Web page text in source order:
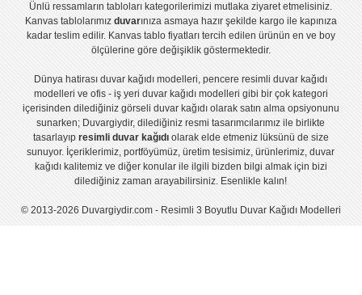
Ünlü ressamların tabloları kategorilerimizi mutlaka ziyaret etmelisiniz.
Kanvas tablolarımız duvarınıza asmaya hazır şekilde kargo ile kapınıza
kadar teslim edilir. Kanvas tablo fiyatlarıtercih edilen ürünün en ve boy
ölçülerine göre değişiklik göstermektedir.
Dünya hatirası duvar kağıdı modelleri,pencere resimli duvar kağıdı
modelleri ve ofis - iş yeri duvar kağıdı modelleri gibi bir çok kategori
içerisinden dilediğiniz görseli duvar kağıdı olarak satın alma opsiyonunu
sunarken; Duvargiydir, dilediğiniz resmi tasarımcılarımız ile birlikte
tasarlayıp resimli duvar kağıdıolarak elde etmeniz lüksünü de size
sunuyor. İçeriklerimiz, portföyümüz, üretim tesisimiz, ürünlerimiz, duvar
kağıdı kalitemiz ve diğer konular ile ilgili bizden bilgi almak için bizi
dilediğiniz zaman arayabilirsiniz. Esenlikle kalın!
© 2013-2026 Duvargiydir.com - Resimli 3 Boyutlu Duvar Kağıdı Modelleri